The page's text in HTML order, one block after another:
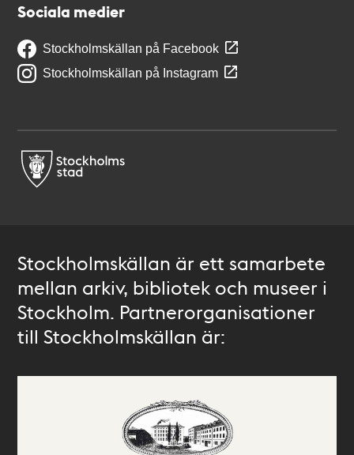
Sociala medier
Stockholmskällan på Facebook
Stockholmskällan på Instagram
Stockholmskällan är ett samarbete
mellan arkiv, bibliotek och museer i
Stockholm. Partnerorganisationer
till Stockholmskällan är: